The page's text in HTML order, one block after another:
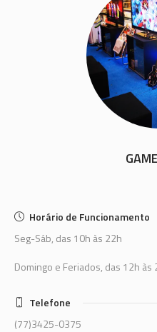
Horário de Funcionamento
Seg-Sáb, das 10h às 22h
Domingo e Feriados, das 12h às
Telefone
(77)3425-0375